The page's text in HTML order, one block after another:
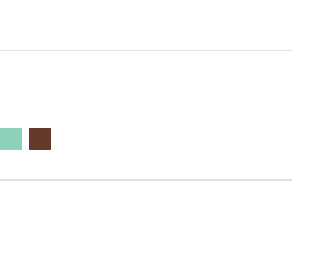
Caqui oscuro (selected)
maxi Negro medianoche
2 maxi Pizarra oscura
Nexxt 2 maxi Amarillo brillante
Yepp Nexxt 2 Maxi Aguamarina
Thule Yepp Nexxt 2 Maxi Mint Green
Thule Yepp Nexxt 2 Maxi Chocolate